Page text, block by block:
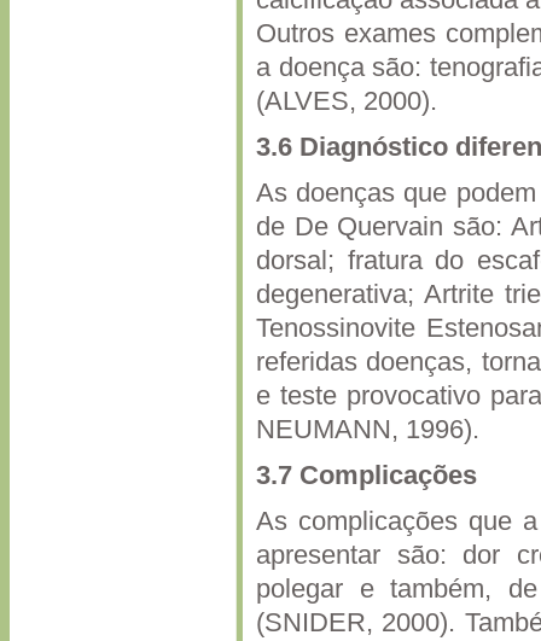
Outros exames
a doença são:
(ALVES, 2000).
3.6 Diagnóstico
As doenças que
de De Quervain são:
dorsal; fratura do
degenerativa; Artrite
Tenossinovite
referidas doenças,
e teste provocativo
NEUMANN, 1996).
3.7 Complicações
As complicações que
apresentar são: dor
polegar e também,
(SNIDER, 2000).